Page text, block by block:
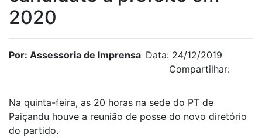
2020
Por: Assessoria de Imprensa Data: 24/12/2019
Compartilhar:
Na quinta-feira, as 20 horas na sede do PT de
Paiçandu houve a reunião de posse do novo diretório
do partido.